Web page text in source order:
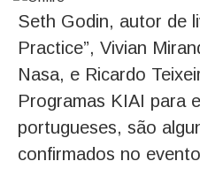
Seth Godin, autor de
Practice”, Vivian
Nasa, e Ricardo
Programas KIAI para
portugueses, são
confirmados no